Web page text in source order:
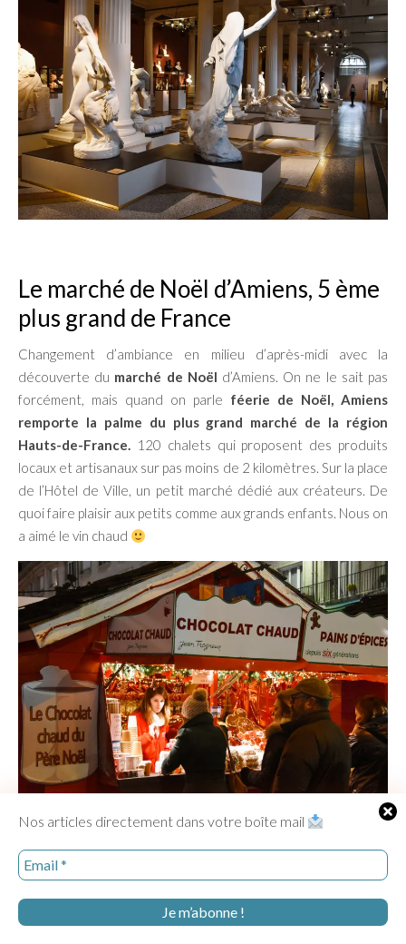
Le marché de Noël d’Amiens, 5 ème
plus grand de France
Changement d’ambiance en milieu d’après-midi avec la
découverte du marché de Noël d’Amiens. On ne le sait pas
forcément, mais quand on parle féerie de Noël, Amiens
remporte la palme du plus grand marché de la région
Hauts-de-France. 120 chalets qui proposent des produits
locaux et artisanaux sur pas moins de 2 kilomètres. Sur la place
de l’Hôtel de Ville, un petit marché dédié aux créateurs. De
quoi faire plaisir aux petits comme aux grands enfants. Nous on
a aimé le vin chaud
Nos articles directement dans votre boîte mail